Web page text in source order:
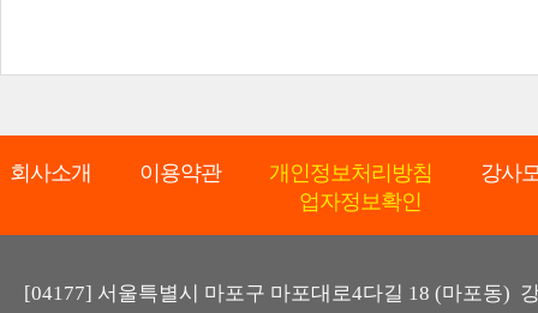
회사소개 이용약관 개인정보처리방침
강사
업자정보확인
[04177] 서울특별시 마포구 마포대로4다길 18 (마포동)